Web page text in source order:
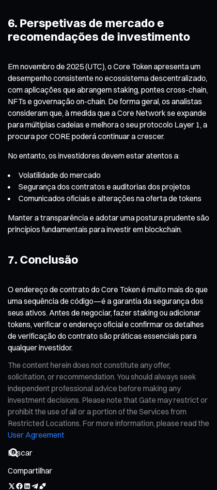
6. Perspetivas de mercado e
recomendações de investimento
Em novembro de 2025 (UTC), o Core Token apresenta um
desempenho consistente no ecossistema descentralizado,
com aplicações que abrangem staking, pontes cross-chain,
NFTs e governação on-chain. De forma geral, os analistas
consideram que, à medida que a Core Network se expande
para múltiplas cadeias e melhora o seu protocolo Layer 1, a
procura por CORE poderá continuar a crescer.
No entanto, os investidores devem estar atentos a:
Volatilidade do mercado
Segurança dos contratos e auditorias dos projetos
Comunicados oficiais e alterações na oferta de tokens
Manter a transparência e adotar uma postura prudente são
princípios fundamentais para investir em blockchain.
7. Conclusão
O endereço de contrato do Core Token é muito mais do que
uma sequência de código—é a garantia da segurança dos
seus ativos. Antes de negociar, fazer staking ou adicionar
tokens, verificar o endereço oficial e confirmar os detalhes
de verificação do contrato são práticas essenciais para
qualquer investidor.
The content herein does not constitute any offer,
solicitation, or recommendation. You should always seek
independent professional advice before making any
investment decisions. Please note that Gate may restrict or
prohibit the use of all or a portion of the Services from
Restricted Locations. For more information, please read the
User Agreement
Compartilhar